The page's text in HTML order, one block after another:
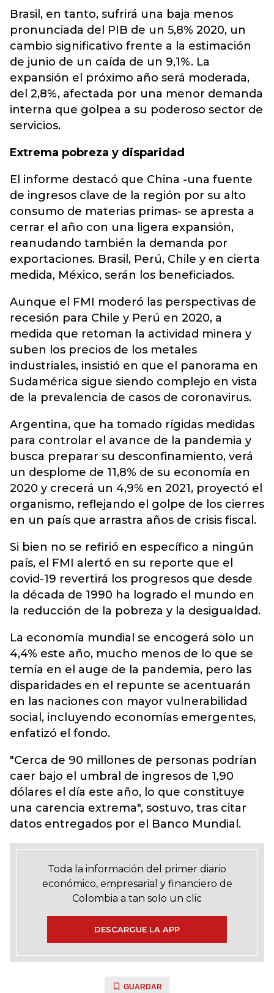
Brasil, en tanto, sufrirá una baja menos
pronunciada del PIB de un 5,8% 2020, un
cambio significativo frente a la estimación
de junio de un caída de un 9,1%. La
expansión el próximo año será moderada,
del 2,8%, afectada por una menor demanda
interna que golpea a su poderoso sector de
servicios.
Extrema pobreza y disparidad
El informe destacó que China -una fuente
de ingresos clave de la región por su alto
consumo de materias primas- se apresta a
cerrar el año con una ligera expansión,
reanudando también la demanda por
exportaciones. Brasil, Perú, Chile y en cierta
medida, México, serán los beneficiados.
Aunque el FMI moderó las perspectivas de
recesión para Chile y Perú en 2020, a
medida que retoman la actividad minera y
suben los precios de los metales
industriales, insistió en que el panorama en
Sudamérica sigue siendo complejo en vista
de la prevalencia de casos de coronavirus.
Argentina, que ha tomado rígidas medidas
para controlar el avance de la pandemia y
busca preparar su desconfinamiento, verá
un desplome de 11,8% de su economía en
2020 y crecerá un 4,9% en 2021, proyectó el
organismo, reflejando el golpe de los cierres
en un país que arrastra años de crisis fiscal.
Si bien no se refirió en específico a ningún
país, el FMI alertó en su reporte que el
covid-19 revertirá los progresos que desde
la década de 1990 ha logrado el mundo en
la reducción de la pobreza y la desigualdad.
La economía mundial se encogerá solo un
4,4% este año, mucho menos de lo que se
temía en el auge de la pandemia, pero las
disparidades en el repunte se acentuarán
en las naciones con mayor vulnerabilidad
social, incluyendo economías emergentes,
enfatizó el fondo.
"Cerca de 90 millones de personas podrían
caer bajo el umbral de ingresos de 1,90
dólares el día este año, lo que constituye
una carencia extrema", sostuvo, tras citar
datos entregados por el Banco Mundial.
Toda la información del primer diario
económico, empresarial y financiero de
Colombia a tan solo un clic
DESCARGUE LA APP
GUARDAR